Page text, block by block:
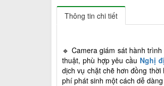
Thông tin chi tiết
🔹 Camera giám sát hành
thuật, phù hợp yêu cầu Nghị
dịch vụ chặt chẽ hơn đồng
phí phát sinh một cách dễ